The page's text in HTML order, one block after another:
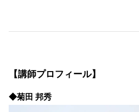
【講師プロフィール】
◆菊田 邦秀